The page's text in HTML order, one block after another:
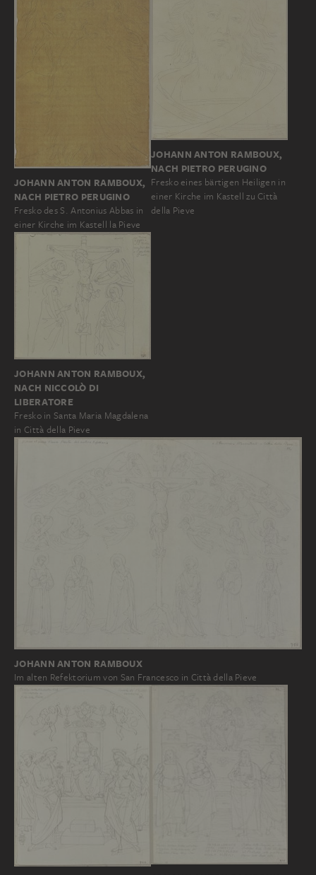
JOHANN ANTON RAMBOUX,
NACH PIETRO PERUGINO
Fresko des S. Antonius Abbas in
einer Kirche im Kastell la Pieve
JOHANN ANTON RAMBOUX,
NACH PIETRO PERUGINO
Fresko eines bärtigen Heiligen in
einer Kirche im Kastell zu Città
della Pieve
JOHANN ANTON RAMBOUX,
NACH NICCOLÒ DI
LIBERATORE
Fresko in Santa Maria Magdalena
in Città della Pieve
JOHANN ANTON RAMBOUX
Im alten Refektorium von San Francesco in Città della Pieve